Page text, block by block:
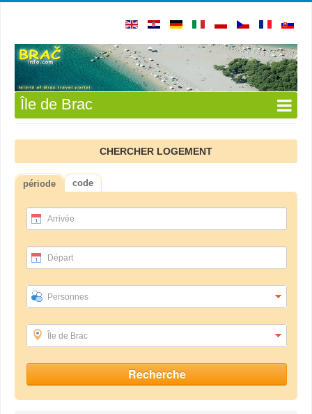
Île de Brac
CHERCHER LOGEMENT
période code
Arrivée
Départ
Personnes
Île de Brac